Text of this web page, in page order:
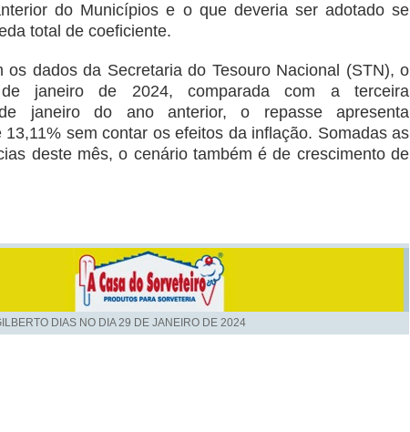
do Municípios e o que deveria ser adotado se
total de coeficiente.
os dados da Secretaria do Tesouro Nacional (STN), o
janeiro de 2024, comparada com a terceira
de janeiro do ano anterior, o repasse apresenta
13,11% sem contar os efeitos da inflação. Somadas as
deste mês, o cenário também é de crescimento de
DIAS NO DIA29 DE JANEIRO DE 2024